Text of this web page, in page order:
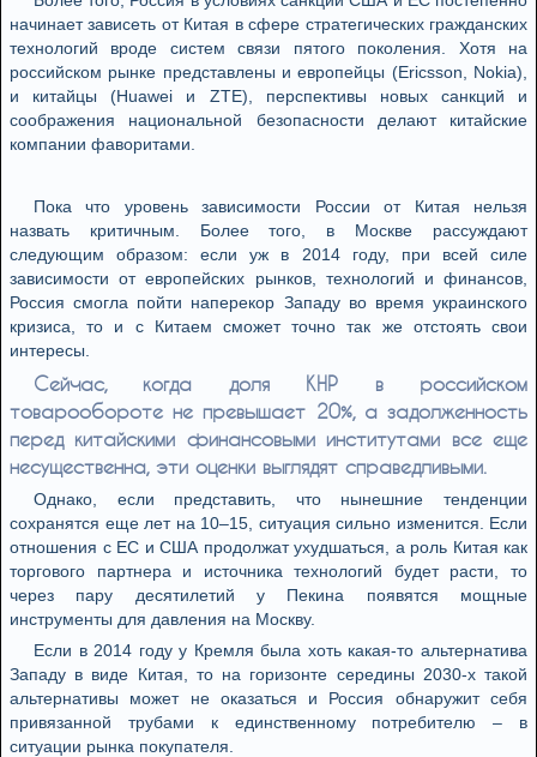
начинает зависеть от Китая в сфере стратегических гражданских
технологий вроде систем связи пятого поколения. Хотя на
российском рынке представлены и европейцы (Ericsson, Nokia),
и китайцы (Huawei и ZTE), перспективы новых санкций и
соображения национальной безопасности делают китайские
компании фаворитами.
Пока что уровень зависимости России от Китая нельзя
назвать критичным. Более того, в Москве рассуждают
следующим образом: если уж в 2014 году, при всей силе
зависимости от европейских рынков, технологий и финансов,
Россия смогла пойти наперекор Западу во время украинского
кризиса, то и с Китаем сможет точно так же отстоять свои
интересы.
Сейчас, когда доля КНР в российском
товарообороте не превышает 20%, а задолженность
перед китайскими финансовыми институтами все еще
несущественна, эти оценки выглядят справедливыми.
Однако, если представить, что нынешние тенденции
сохранятся еще лет на 10–15, ситуация сильно изменится. Если
отношения с ЕС и США продолжат ухудшаться, а роль Китая как
торгового партнера и источника технологий будет расти, то
через пару десятилетий у Пекина появятся мощные
инструменты для давления на Москву.
Если в 2014 году у Кремля была хоть какая-то альтернатива
Западу в виде Китая, то на горизонте середины 2030-х такой
альтернативы может не оказаться и Россия обнаружит себя
привязанной трубами к единственному потребителю – в
ситуации рынка покупателя.